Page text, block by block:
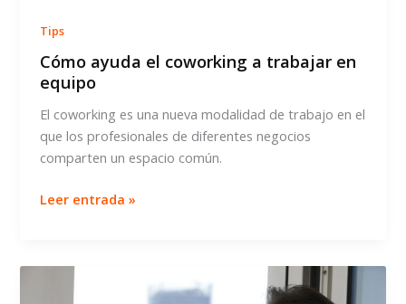
Tips
Cómo ayuda el coworking a trabajar en
equipo
El coworking es una nueva modalidad de trabajo en el
que los profesionales de diferentes negocios
comparten un espacio común.
Cómo
coworking
Leer entrada »